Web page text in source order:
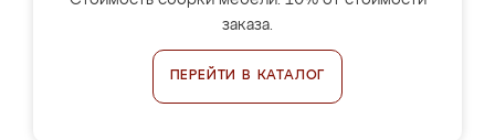
заказа.
ПЕРЕЙТИ В КАТАЛОГ